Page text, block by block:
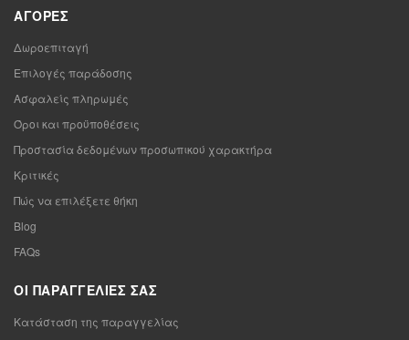
ΑΓΟΡΈΣ
Δωροεπιταγή
Επιλογές παράδοσης
Ασφαλείς πληρωμές
Όροι και προϋποθέσεις
Προστασία δεδομένων προσωπικού χαρακτήρα
Κριτικές
Πώς να επιλέξετε θήκη
Blog
FAQs
ΟΙ ΠΑΡΑΓΓΕΛΊΕΣ ΣΑΣ
Κατάσταση της παραγγελίας